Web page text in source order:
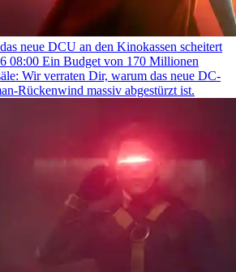
neue DCU an den Kinokassen scheitert
08:00 Ein Budget von 170 Millionen
Wir verraten Dir, warum das neue DC-
Rückenwind massiv abgestürzt ist.